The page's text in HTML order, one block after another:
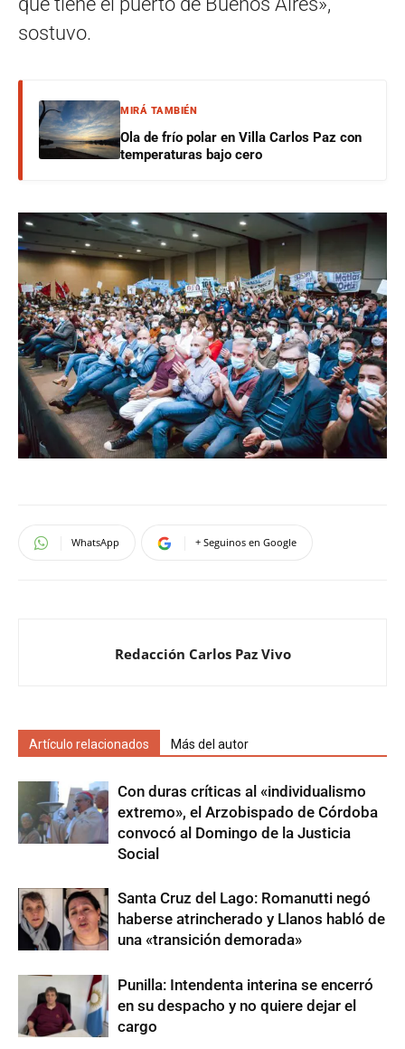
sostuvo.
MIRÁ TAMBIÉN
Ola de frío polar en Villa Carlos Paz con
temperaturas bajo cero
WhatsApp + Seguinos en Google
Redacción Carlos Paz Vivo
Artículo relacionados Más del autor
Con duras críticas al «individualismo
extremo», el Arzobispado de Córdoba
convocó al Domingo de la Justicia
Social
Santa Cruz del Lago: Romanutti negó
haberse atrincherado y Llanos habló de
una «transición demorada»
Punilla: Intendenta interina se encerró
en su despacho y no quiere dejar el
cargo